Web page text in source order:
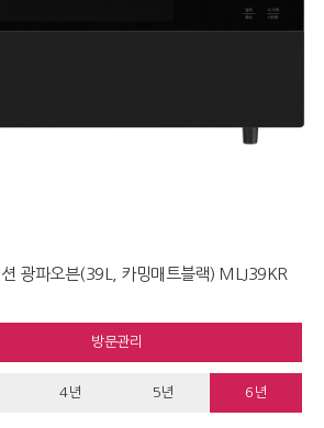
션 광파오븐(39L, 카밍매트블랙) MLJ39KR
방문관리
4년 5년 6년